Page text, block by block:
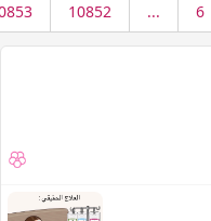
6
...
10852